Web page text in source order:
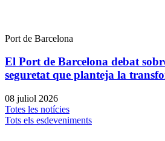
Port de Barcelona
El Port de Barcelona debat
seguretat que planteja la
08 juliol 2026
Totes les notícies
Tots els esdeveniments